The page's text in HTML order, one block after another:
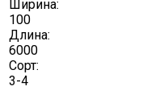
Ширина:
100
Длина:
6000
Сорт:
3-4